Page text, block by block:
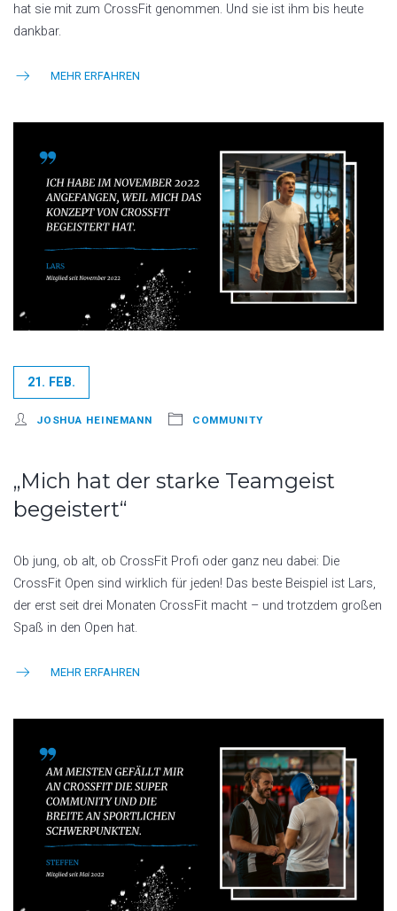
hat sie mit zum CrossFit genommen. Und sie ist ihm bis heute
dankbar.
MEHR ERFAHREN
21. FEB.
JOSHUA HEINEMANN COMMUNITY
„Mich hat der starke Teamgeist
begeistert“
Ob jung, ob alt, ob CrossFit Profi oder ganz neu dabei: Die
CrossFit Open sind wirklich für jeden! Das beste Beispiel ist Lars,
der erst seit drei Monaten CrossFit macht – und trotzdem großen
Spaß in den Open hat.
MEHR ERFAHREN